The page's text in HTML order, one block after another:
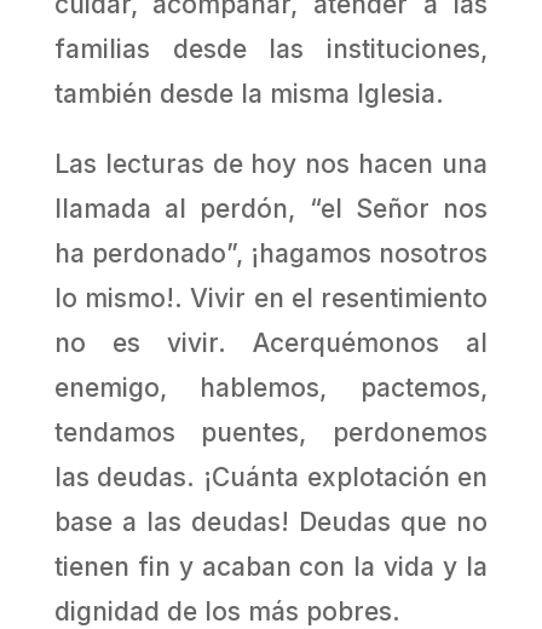
familias desde las instituciones,
también desde la misma Iglesia.
Las lecturas de hoy nos hacen una
llamada al perdón, “el Señor nos
ha perdonado”, ¡hagamos nosotros
lo mismo!. Vivir en el resentimiento
no es vivir. Acerquémonos al
enemigo, hablemos, pactemos,
tendamos puentes, perdonemos
las deudas. ¡Cuánta explotación en
base a las deudas! Deudas que no
tienen fin y acaban con la vida y la
dignidad de los más pobres.